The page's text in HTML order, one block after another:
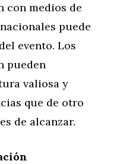
con medios de
puede
evento. Los
pueden
valiosa y
que de otro
de alcanzar.